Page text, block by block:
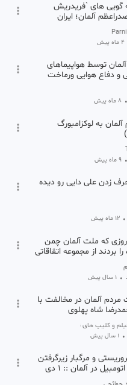
گویی های `فريدريش
آلمان؛ ایران
جنگی است
4 ماه پیش
آلمان توسط هواپیماهای
و دفاع هوایی ورماخت
• 8 ماه پیش
به لوکزامبورگ
• 9 ماه پیش
زدن علی دایی رو دیده
• 12 ماه پیش
که ملت آلمان چمن
بردند از مجموعه اتقاقاتی
غرب نباید ببینند!
• 1 سال پیش
مردم آلمان در مخالفت با
شاه پهلوی
و کلیپ های قشنگ
• 1 سال پیش
و مرگبار زیرگرفتن
مردم با اتومبیل در آلمان :: ۱ دی